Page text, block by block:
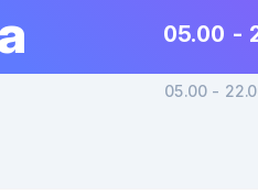
05.00 -
05.00 -